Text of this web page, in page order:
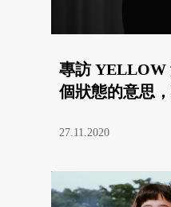
專訪 YELLOW
個狀態的意思
27.11.2020